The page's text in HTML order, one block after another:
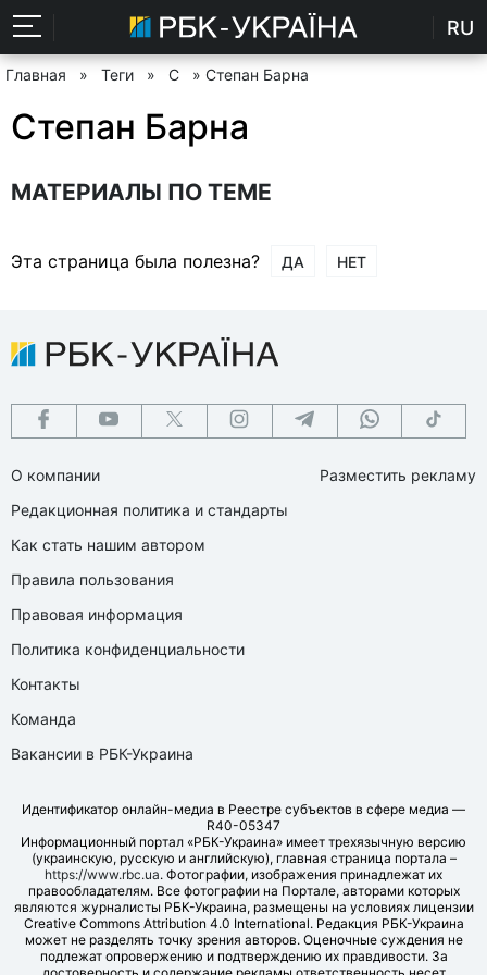
RU
Главная » Теги » С » Степан Барна
Степан Барна
МАТЕРИАЛЫ ПО ТЕМЕ
Эта страница была полезна? ДА НЕТ
О компании
Редакционная политика и стандарты
Как стать нашим автором
Правила пользования
Правовая информация
Политика конфиденциальности
Контакты
Команда
Вакансии в РБК-Украина
Разместить рекламу
Идентификатор онлайн-медиа в Реестре субъектов в сфере медиа —
R40-05347
Информационный портал «РБК-Украина» имеет трехязычную версию
(украинскую, русскую и английскую), главная страница портала –
https://www.rbc.ua. Фотографии, изображения принадлежат их
правообладателям. Все фотографии на Портале, авторами которых
являются журналисты РБК-Украина, размещены на условиях лицензии
Creative Commons Attribution 4.0 International. Редакция РБК-Украина
может не разделять точку зрения авторов. Оценочные суждения не
подлежат опровержению и подтверждению их правдивости. За